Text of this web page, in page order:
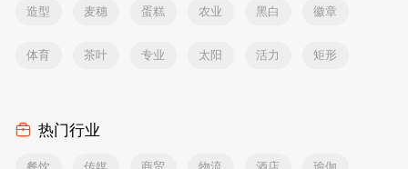
造型 麦穗 蛋糕 农业 黑白 徽章
体育 茶叶 专业 太阳 活力 矩形
热门行业